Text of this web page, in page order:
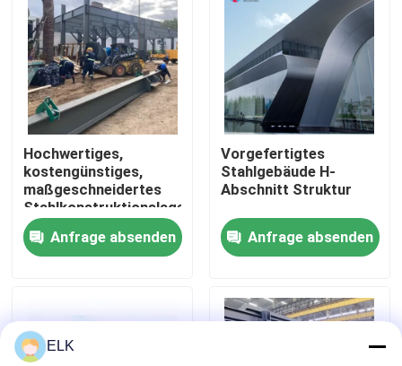
Werksbesichtigung
Qualitätskontrolle
Kontakt mit uns
Neuigkeiten
Rechtssachen
Stahlkonstruktionslager
Hochwertiges,
kostengünstiges,
maßgeschneidertes
Stahlkonstruktionslager
Anfrage absenden
Vorgefertigtes
Stahlgebäude H-
Abschnitt Struktur
Anfrage absenden
ELK